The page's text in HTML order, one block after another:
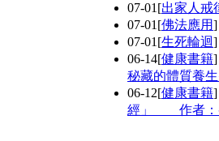
07-01 [出家人戒
07-01 [佛法應用
07-01 [生死輪迴
06-14[健康書籍
秘藏的體質養
06-12[健康書籍
經」 作者：